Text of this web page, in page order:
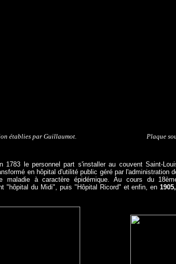
établies par Guillaumot. Plaque
1783 le personnel part s'installer au couvent Saint-
en hôpital d'utilité public géré par
maladie à caractère épidémique. Au cours du
"hôpital du Midi", puis "Hôpital Ricord" et enfin, en1905,